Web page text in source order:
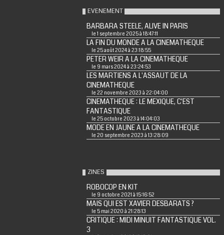
EVENEMENT
BARBARA STEELE, ALIVE IN PARIS
le 1 septembre 2025 à 18:47:11
LA FIN DU MONDE A LA CINEMATHEQUE
le 25 août 2024 à 23:18:55
PETER WEIR A LA CINEMATHEQUE
le 9 mars 2024 à 23:24:53
LES MARTIENS A L'ASSAUT DE LA
CINEMATHEQUE
le 22 novembre 2023 à 22:04:00
CINEMATHEQUE : LE MEXIQUE, C'EST
FANTASTIQUE
le 25 octobre 2023 à 14:04:03
MODE EN JAUNE A LA CINEMATHEQUE
le 20 septembre 2023 à 13:28:09
ZINES
ROBOCOP EN KIT
le 9 octobre 2021 à 15:16:52
MAIS QUI EST XAVIER DESBARATS ?
le 5 mai 2020 à 21:28:13
CRITIQUE : MIDI MINUIT FANTASTIQUE VOL.
3